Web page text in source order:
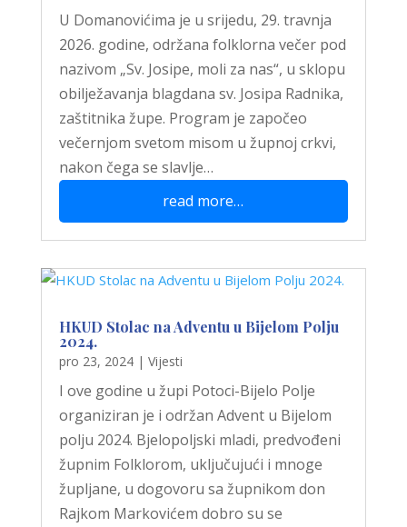
U Domanovićima je u srijedu, 29. travnja
2026. godine, održana folklorna večer pod
nazivom „Sv. Josipe, moli za nas“, u sklopu
obilježavanja blagdana sv. Josipa Radnika,
zaštitnika župe. Program je započeo
večernjom svetom misom u župnoj crkvi,
nakon čega se slavlje…
read more…
HKUD Stolac na Adventu u Bijelom Polju
2024.
pro 23, 2024| Vijesti
I ove godine u župi Potoci-Bijelo Polje
organiziran je i održan Advent u Bijelom
polju 2024. Bjelopoljski mladi, predvođeni
župnim Folklorom, uključujući i mnoge
župljane, u dogovoru sa župnikom don
Rajkom Markovićem dobro su se